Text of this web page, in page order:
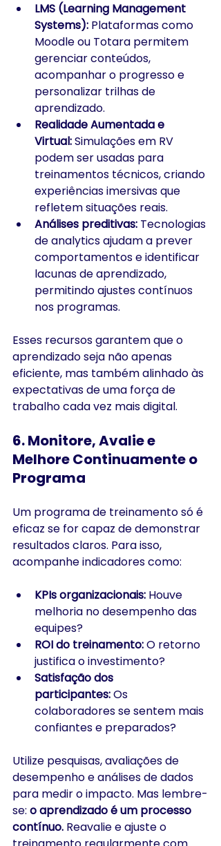
LMS (Learning Management
Systems): Plataformas como
Moodle ou Totara permitem
gerenciar conteúdos,
acompanhar o progresso e
personalizar trilhas de
aprendizado.
Realidade Aumentada e
Virtual: Simulações em RV
podem ser usadas para
treinamentos técnicos, criando
experiências imersivas que
refletem situações reais.
Análises preditivas: Tecnologias
de analytics ajudam a prever
comportamentos e identificar
lacunas de aprendizado,
permitindo ajustes contínuos
nos programas.
Esses recursos garantem que o
aprendizado seja não apenas
eficiente, mas também alinhado às
expectativas de uma força de
trabalho cada vez mais digital.
6. Monitore, Avalie e
Melhore Continuamente o
Programa
Um programa de treinamento só é
eficaz se for capaz de demonstrar
resultados claros. Para isso,
acompanhe indicadores como:
KPIs organizacionais: Houve
melhoria no desempenho das
equipes?
ROI do treinamento: O retorno
justifica o investimento?
Satisfação dos
participantes: Os
colaboradores se sentem mais
confiantes e preparados?
Utilize pesquisas, avaliações de
desempenho e análises de dados
para medir o impacto. Mas lembre-
se: o aprendizado é um processo
contínuo. Reavalie e ajuste o